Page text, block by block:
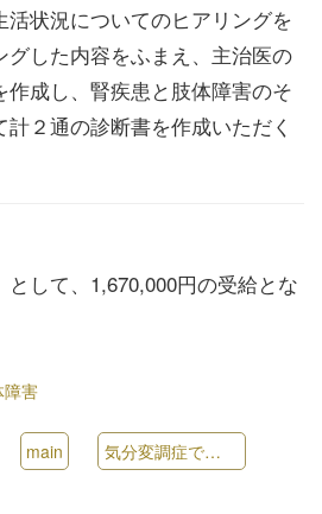
活状況についてのヒアリングを
した内容をふまえ、主治医の
成し、腎疾患と肢体障害のそ
２通の診断書を作成いただく
して、1,670,000円の受給とな
障害
main 気分変調症での受給例